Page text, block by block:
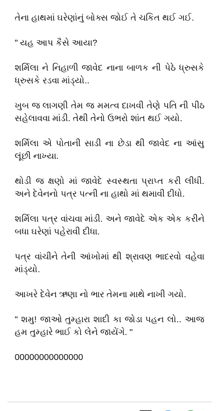
તેના હાથમાં ઘરેણાંનું બોક્સ જોઈ તે ચકિત થઈ ગઈ.
" યહ આપ કૈસે આયા?
શર્મિલા ને નિહાળી જાવેદ નાના બાળક ની પેઠે ધ્રુસકે
ધ્રુસકે રડવા માંડ્યો..
ખુબ જ લાગણી તેમ જ મમત્વ દાખવી તેણે પતિ ની પીઠ
સહેલાવવા માંડી. તેથી તેનો ઉભરો શાંત થઈ ગયો.
શર્મિલા એ પોતાની સાડી ના છેડા થી જાવેદ ના આંસુ
લૂંછી નાખ્યા.
થોડી જ ક્ષણો માં જાવેદે સ્વસ્થતા પ્રાપ્ત કરી લીધી.
અને દેવેનનો પત્ર પત્ની ના હાથો માં થમાવી દીધો.
શર્મિલા પત્ર વાંચવા માંડી. અને જાવેદે એક એક કરીને
બધા ઘરેણાં પહેરાવી દીધા.
પત્ર વાંચીને તેની આંખોમાં થી શ્રાવણ ભાદરવો વહેવા
માંડ્યો.
આખરે દેવેન ઋણા નો ભાર તેમના માથે નાખી ગયો.
" શમુ! જાઓ તુમ્હારા શાદી કા જોડા પહન લો.. આજ
હમ તુમ્હારે ભાઈ કો લેને જાયેંગે. "
00000000000000